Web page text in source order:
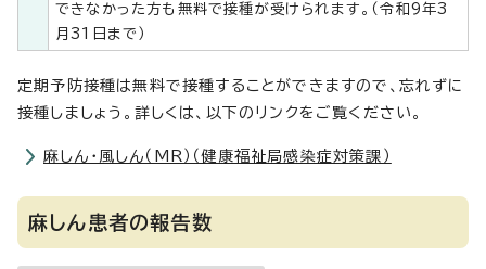
できなかった方も無料で接種が受けられます。（令和9年3
月31日まで）
定期予防接種は無料で接種することができますので、忘れずに
接種しましょう。詳しくは、以下のリンクをご覧ください。
麻しん・風しん（MR）（健康福祉局感染症対策課）
麻しん患者の報告数